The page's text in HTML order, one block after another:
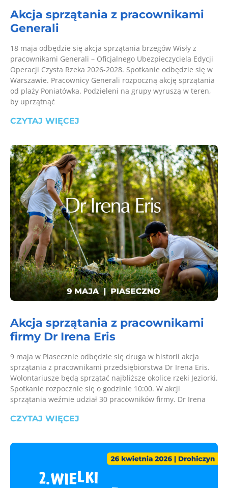
Akcja sprzątania z pracownikami
Generali
18 maja odbędzie się akcja sprzątania brzegów Wisły z
pracownikami Generali – Oficjalnego Ubezpieczyciela Edycji
Operacji Czysta Rzeka 2026-2028. Spotkanie odbędzie się w
Warszawie. Pracownicy Generali rozpoczną akcję sprzątania
od plaży Poniatówka. Podzieleni na grupy wyruszą w teren,
by uprzątnąć
CZYTAJ WIĘCEJ
Akcja sprzątania z pracownikami
firmy Dr Irena Eris
9 maja w Piasecznie odbędzie się druga w historii akcja
sprzątania z pracownikami przedsiębiorstwa Dr Irena Eris.
Wolontariusze będą sprzątać najbliższe okolice rzeki Jeziorki.
Spotkanie rozpocznie się o godzinie 10:00. W akcji
sprzątania weźmie udział 30 pracowników firmy. Dr Irena
CZYTAJ WIĘCEJ